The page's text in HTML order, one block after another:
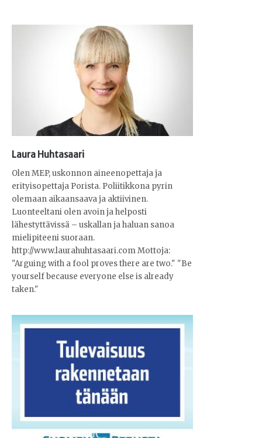
Laura Huhtasaari
Olen MEP, uskonnon aineenopettaja ja
erityisopettaja Porista. Poliitikkona pyrin
olemaan aikaansaava ja aktiivinen.
Luonteeltani olen avoin ja helposti
lähestyttävissä – uskallan ja haluan sanoa
mielipiteeni suoraan.
http://www.laurahuhtasaari.com Mottoja:
"Arguing with a fool proves there are two." "Be
yourself because everyone else is already
taken."